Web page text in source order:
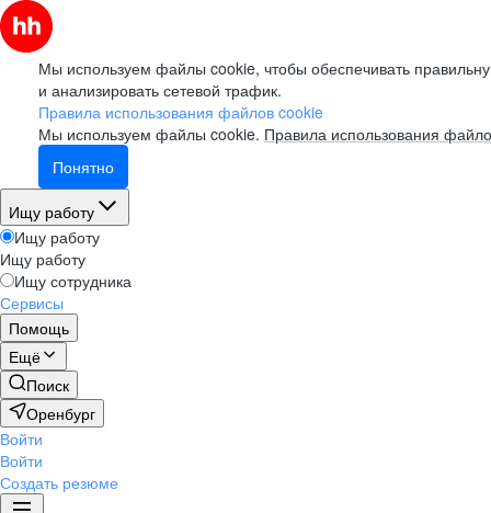
Мы используем файлы cookie, чтобы обеспечивать
и анализировать сетевой трафик.
Правила использования файлов cookie
Мы используем файлы cookie. Правила использования
Понятно
Ищу работу
Ищу работу
Ищу работу
Ищу сотрудника
Сервисы
Помощь
Ещё
Поиск
Оренбург
Войти
Войти
Создать резюме